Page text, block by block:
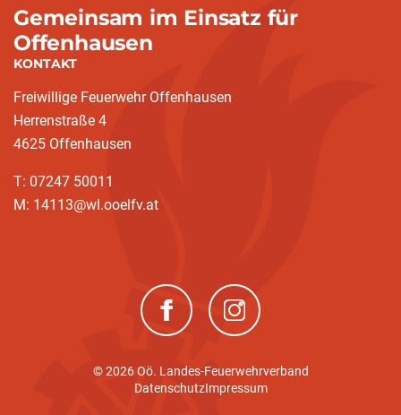
Gemeinsam im Einsatz für
Offenhausen
KONTAKT
Freiwillige Feuerwehr Offenhausen
Herrenstraße 4
4625 Offenhausen
T: 07247 50011
M: 14113@wl.ooelfv.at
(neues Fenster)(neues Fenster)
© 2026 Oö. Landes-Feuerwehrverband
DatenschutzImpressum